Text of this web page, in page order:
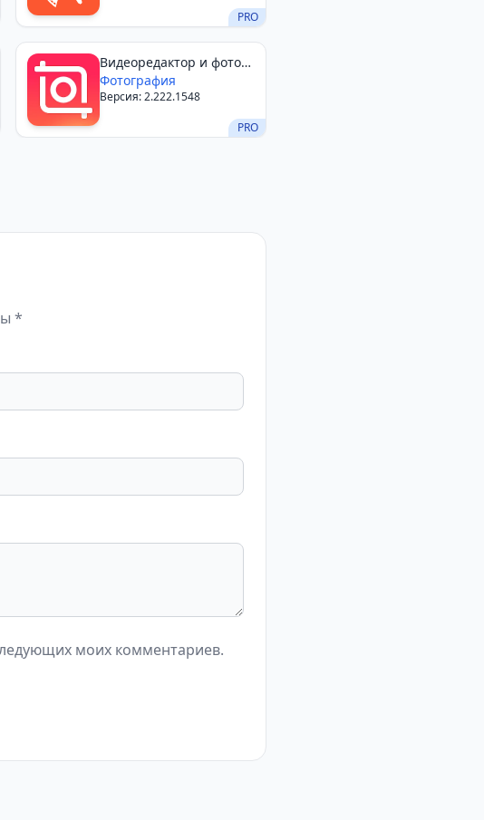
PRO
PRO
Видеоредактор и фото
— InShot
Фотография
Версия: 2.222.1548
*
моих комментариев.